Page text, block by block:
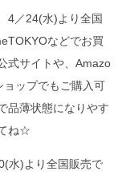
4／24(水)より全国
などでお買
式サイトや、Amazo
ップでもご購入可
品薄状態になりやす
ね☆
水)より全国販売で